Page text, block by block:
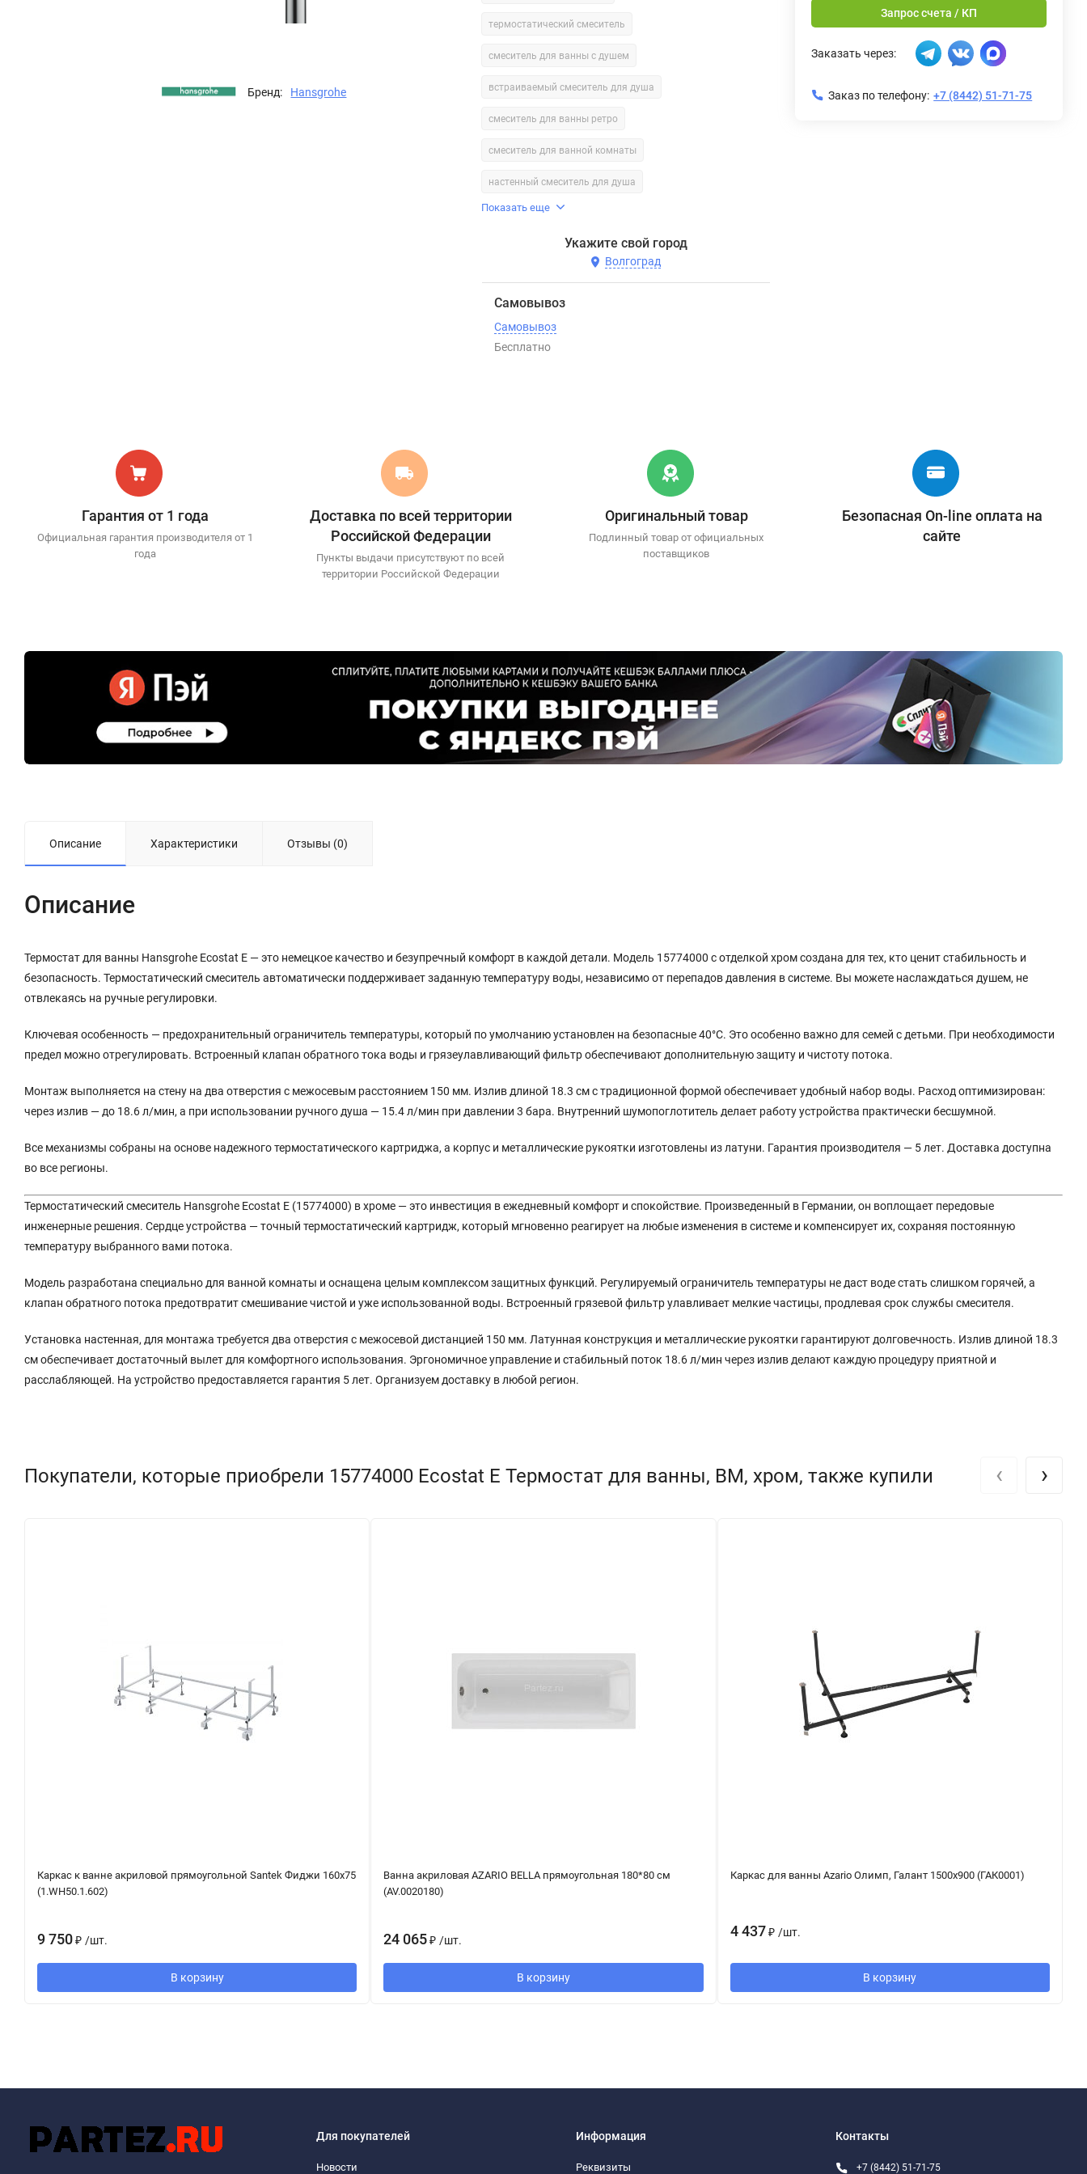
Бренд: Hansgrohe
термостатический смеситель
смеситель для ванны с душем
встраиваемый смеситель для душа
смеситель для ванны ретро
смеситель для ванной комнаты
настенный смеситель для душа
Показать еще
Укажите свой город
Волгоград
Самовывоз
Самовывоз
Бесплатно
Запрос счета / КП
Заказать через:
Заказ по телефону: +7 (8442) 51-71-75
Гарантия от 1 года
Официальная гарантия производителя от 1
года
Доставка по всей территории
Российской Федерации
Пункты выдачи присутствуют по всей
территории Российской Федерации
Оригинальный товар
Подлинный товар от официальных
поставщиков
Безопасная On-line оплата на
сайте
Описание Характеристики Отзывы (0)
Описание
Термостат для ванны Hansgrohe Ecostat E — это немецкое качество и безупречный комфорт в каждой детали. Модель 15774000 с отделкой хром создана для тех, кто ценит стабильность и
безопасность. Термостатический смеситель автоматически поддерживает заданную температуру воды, независимо от перепадов давления в системе. Вы можете наслаждаться душем, не
отвлекаясь на ручные регулировки.
Ключевая особенность — предохранительный ограничитель температуры, который по умолчанию установлен на безопасные 40°C. Это особенно важно для семей с детьми. При необходимости
предел можно отрегулировать. Встроенный клапан обратного тока воды и грязеулавливающий фильтр обеспечивают дополнительную защиту и чистоту потока.
Монтаж выполняется на стену на два отверстия с межосевым расстоянием 150 мм. Излив длиной 18.3 см с традиционной формой обеспечивает удобный набор воды. Расход оптимизирован:
через излив — до 18.6 л/мин, а при использовании ручного душа — 15.4 л/мин при давлении 3 бара. Внутренний шумопоглотитель делает работу устройства практически бесшумной.
Все механизмы собраны на основе надежного термостатического картриджа, а корпус и металлические рукоятки изготовлены из латуни. Гарантия производителя — 5 лет. Доставка доступна
во все регионы.
Термостатический смеситель Hansgrohe Ecostat E (15774000) в хроме — это инвестиция в ежедневный комфорт и спокойствие. Произведенный в Германии, он воплощает передовые
инженерные решения. Сердце устройства — точный термостатический картридж, который мгновенно реагирует на любые изменения в системе и компенсирует их, сохраняя постоянную
температуру выбранного вами потока.
Модель разработана специально для ванной комнаты и оснащена целым комплексом защитных функций. Регулируемый ограничитель температуры не даст воде стать слишком горячей, а
клапан обратного потока предотвратит смешивание чистой и уже использованной воды. Встроенный грязевой фильтр улавливает мелкие частицы, продлевая срок службы смесителя.
Установка настенная, для монтажа требуется два отверстия с межосевой дистанцией 150 мм. Латунная конструкция и металлические рукоятки гарантируют долговечность. Излив длиной 18.3
см обеспечивает достаточный вылет для комфортного использования. Эргономичное управление и стабильный поток 18.6 л/мин через излив делают каждую процедуру приятной и
расслабляющей. На устройство предоставляется гарантия 5 лет. Организуем доставку в любой регион.
Покупатели, которые приобрели 15774000 Ecostat E Термостат для ванны, ВМ, хром, также купили
Каркас к ванне акриловой прямоугольной Santek Фиджи 160х75
(1.WH50.1.602)
9 750₽ /шт.
В корзину
Ванна акриловая AZARIO BELLA прямоугольная 180*80 см
(AV.0020180)
24 065 ₽ /шт.
В корзину
Каркас для ванны Azario Олимп, Галант 1500х900 (ГАК0001)
4 437 ₽ /шт.
В корзину
‹ ›
Для покупателей
Новости
Информация
Реквизиты
Контакты
+7 (8442) 51-71-75